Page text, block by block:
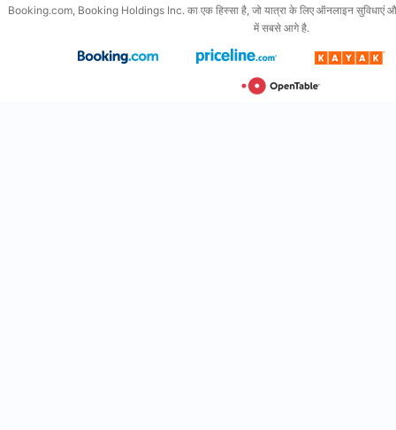
Booking.com, Booking Holdings Inc. का एक हिस्सा है, जो यात्रा के लिए ऑनलाइन सुविधाएं
में सबसे आगे है.